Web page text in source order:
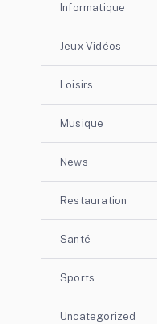
Informatique
Jeux Vidéos
Loisirs
Musique
News
Restauration
Santé
Sports
Uncategorized